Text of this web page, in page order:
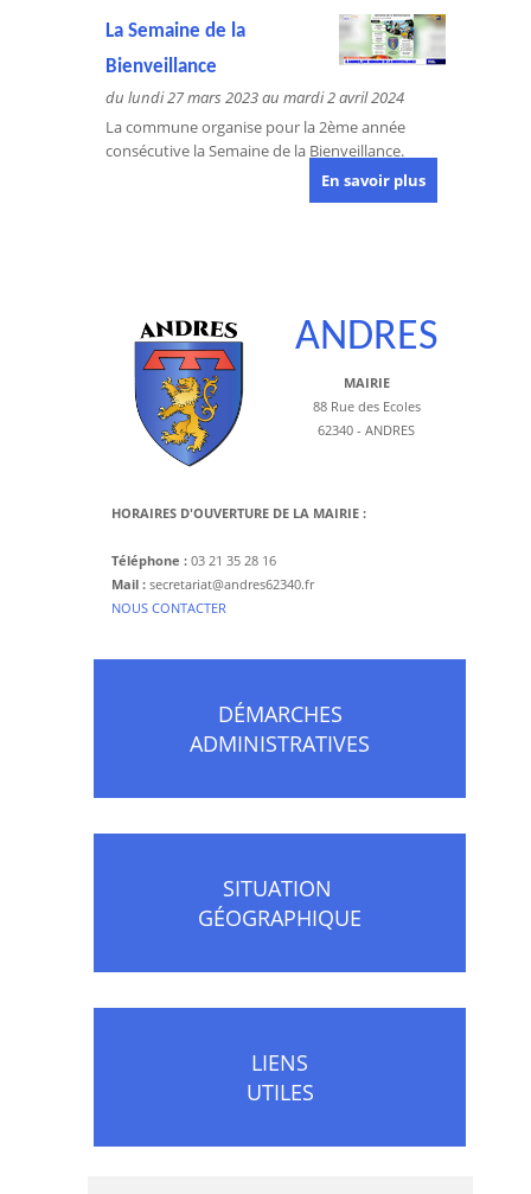
La Semaine de la
Bienveillance
du lundi 27 mars 2023 au mardi 2 avril 2024
La commune organise pour la 2ème année
consécutive la Semaine de la Bienveillance.
En savoir plus
ANDRES
MAIRIE
88 Rue des Ecoles
62340 - ANDRES
HORAIRES D'OUVERTURE DE LA MAIRIE :
Téléphone : 03 21 35 28 16
Mail : secretariat@andres62340.fr
​NOUS CONTACTER
DÉMARCHES
ADMINISTRATIVES
SITUATION
GÉOGRAPHIQUE
LIENS
UTILES